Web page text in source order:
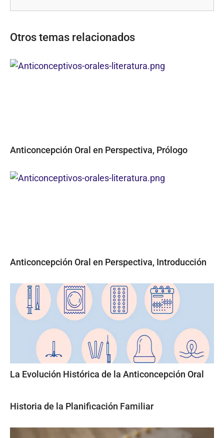
Otros temas relacionados
Anticoncepción Oral en Perspectiva, Prólogo
Anticoncepción Oral en Perspectiva, Introducción
La Evolución Histórica de la Anticoncepción Oral
Historia de la Planificación Familiar